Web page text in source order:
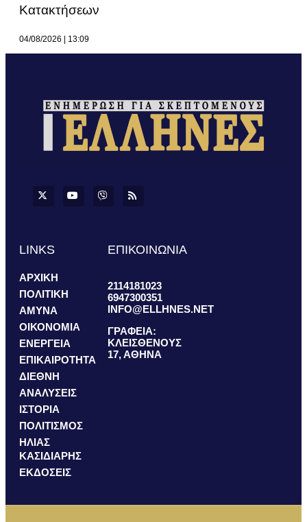
Κατακτήσεων
04/08/2026 13:09
LINKS
ΑΡΧΙΚΗ
ΠΟΛΙΤΙΚΗ
ΑΜΥΝΑ
ΟΙΚΟΝΟΜΙΑ
ΕΝΕΡΓΕΙΑ
ΕΠΙΚΑΙΡΟΤΗΤΑ
ΔΙΕΘΝΗ
ΑΝΑΛΥΣΕΙΣ
ΙΣΤΟΡΙΑ
ΠΟΛΙΤΙΣΜΟΣ
ΗΛΙΑΣ
ΚΑΣΙΔΙΑΡΗΣ
ΕΚΔΟΣΕΙΣ
ΕΠΙΚΟΙΝΩΝΙΑ
2114181023
6947300351
INFO@ELLHNES.NET
ΓΡΑΦΕΙΑ:
ΚΛΕΙΣΘΕΝΟΥΣ
17, ΑΘΗΝΑ